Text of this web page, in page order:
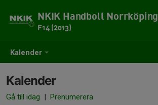
Kalender
NKIK Handboll Norrköping
F14 (2013)
Kalender
Gå till idag | Prenumerera